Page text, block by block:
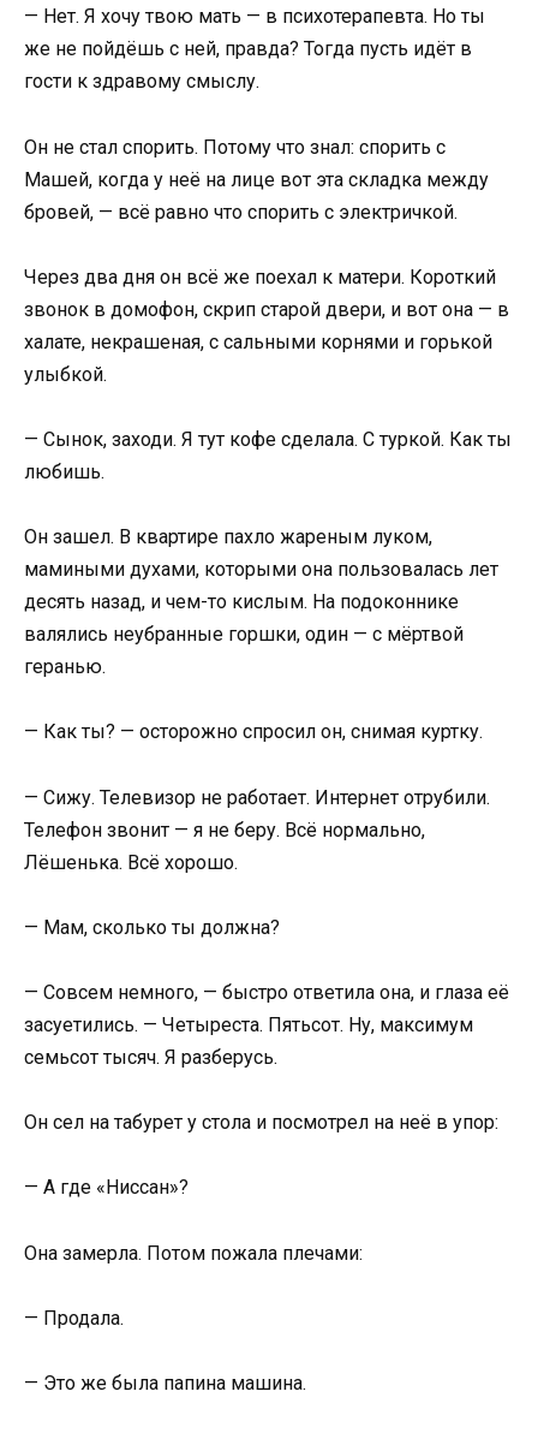
— Нет. Я хочу твою мать — в психотерапевта. Но ты
же не пойдёшь с ней, правда? Тогда пусть идёт в
гости к здравому смыслу.
Он не стал спорить. Потому что знал: спорить с
Машей, когда у неё на лице вот эта складка между
бровей, — всё равно что спорить с электричкой.
Через два дня он всё же поехал к матери. Короткий
звонок в домофон, скрип старой двери, и вот она — в
халате, некрашеная, с сальными корнями и горькой
улыбкой.
— Сынок, заходи. Я тут кофе сделала. С туркой. Как ты
любишь.
Он зашел. В квартире пахло жареным луком,
мамиными духами, которыми она пользовалась лет
десять назад, и чем-то кислым. На подоконнике
валялись неубранные горшки, один — с мёртвой
геранью.
— Как ты? — осторожно спросил он, снимая куртку.
— Сижу. Телевизор не работает. Интернет отрубили.
Телефон звонит — я не беру. Всё нормально,
Лёшенька. Всё хорошо.
— Мам, сколько ты должна?
— Совсем немного, — быстро ответила она, и глаза её
засуетились. — Четыреста. Пятьсот. Ну, максимум
семьсот тысяч. Я разберусь.
Он сел на табурет у стола и посмотрел на неё в упор:
— А где «Ниссан»?
Она замерла. Потом пожала плечами:
— Продала.
— Это же была папина машина.